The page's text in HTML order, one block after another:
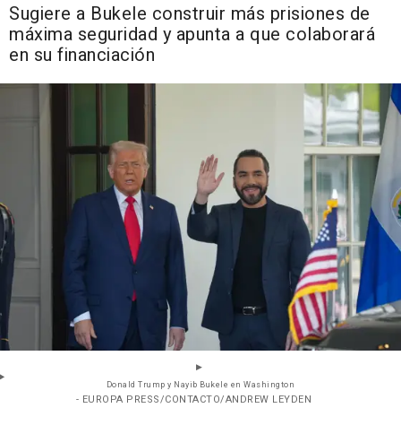
Sugiere a Bukele construir más prisiones de
máxima seguridad y apunta a que colaborará
en su financiación
Donald Trump y Nayib Bukele en Washington
- EUROPA PRESS/CONTACTO/ANDREW LEYDEN